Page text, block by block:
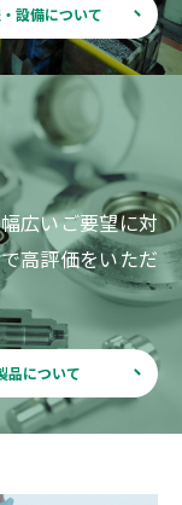
設備について
広いご要望に対
高評価をいただ
品について